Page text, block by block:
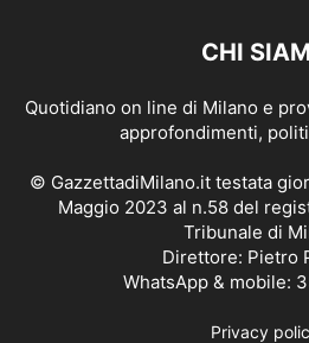
CHI
Quotidiano on line di Milano e
approfondimenti,
© GazzettadiMilano.it testata
Maggio 2023 al n.58 del
Tribunale di
Direttore: Pietro
WhatsApp & mobile:
Privacy